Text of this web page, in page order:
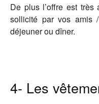
De plus l’offre est très
sollicité par vos amis
déjeuner ou dîner.
4- Les